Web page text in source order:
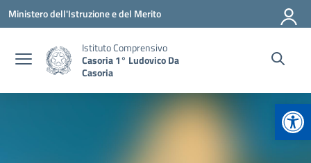
Vai ai contenuti
Vai al menu di navigazione
Vai al footer
Ministero dell'Istruzione e del Merito
Istituto Comprensivo
Casoria 1° Ludovico Da
Casoria